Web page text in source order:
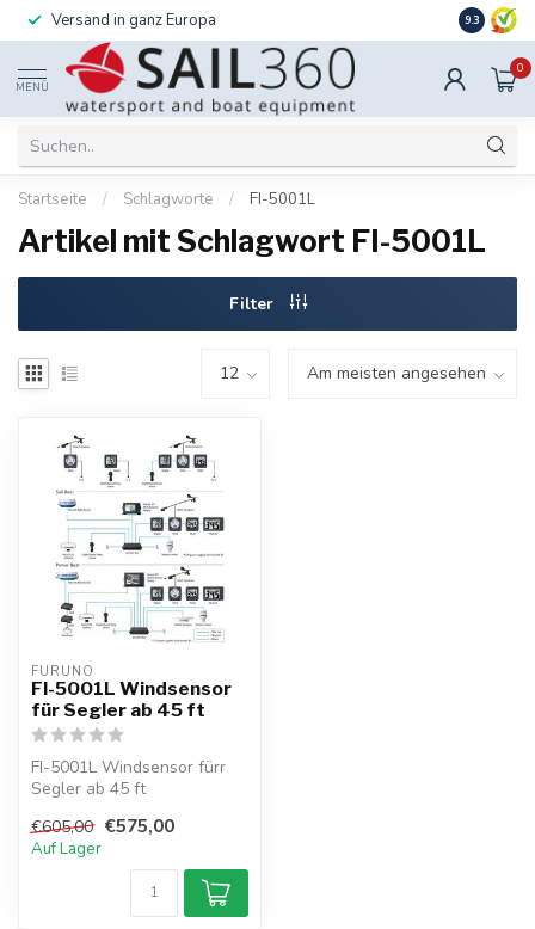
Versand in ganz Europa 9.3
MENÜ
0
Startseite / Schlagworte / FI-5001L
Artikel mit Schlagwort FI-5001L
Filter
FURUNO
FI-5001L Windsensor
für Segler ab 45 ft
FI-5001L Windsensor fürr
Segler ab 45 ft
€605,00 €575,00
Auf Lager